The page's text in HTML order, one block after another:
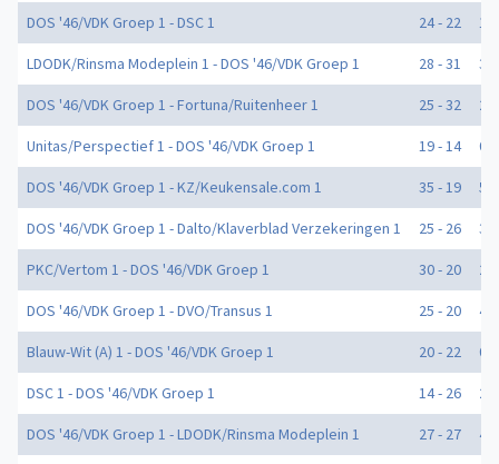
DOS '46/VDK Groep 1 - DSC 1 24 - 22 1
LDODK/Rinsma Modeplein 1 - DOS '46/VDK Groep 1 28 - 31 3
DOS '46/VDK Groep 1 - Fortuna/Ruitenheer 1 25 - 32 2
Unitas/Perspectief 1 - DOS '46/VDK Groep 1 19 - 14 0
DOS '46/VDK Groep 1 - KZ/Keukensale.com 1 35 - 19 5
DOS '46/VDK Groep 1 - Dalto/Klaverblad Verzekeringen 1 25 - 26 3
PKC/Vertom 1 - DOS '46/VDK Groep 1 30 - 20 2
DOS '46/VDK Groep 1 - DVO/Transus 1 25 - 20 4
Blauw-Wit (A) 1 - DOS '46/VDK Groep 1 20 - 22 0
DSC 1 - DOS '46/VDK Groep 1 14 - 26 2
DOS '46/VDK Groep 1 - LDODK/Rinsma Modeplein 1 27 - 27 4